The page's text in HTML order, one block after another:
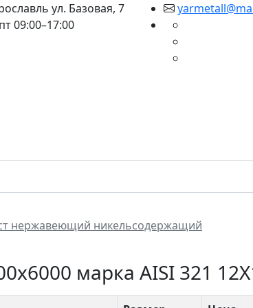
ул. Базовая, 7
09:00–17:00
нержавеющий никельсодержащий
марка AISI 321